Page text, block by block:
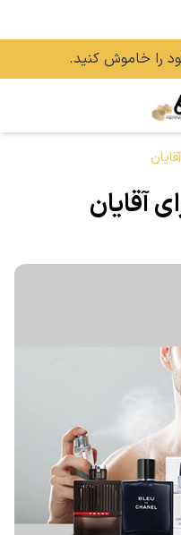
آقایان